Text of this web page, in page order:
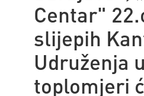
Centar"
slijepih
Udruženja
toplomjeri